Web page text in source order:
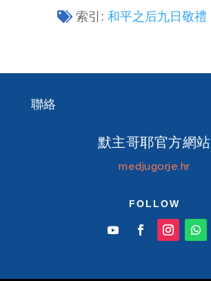
索引:和平之后九日敬禮
聯絡
默主哥耶官方網站
medjugorje.hr
FOLLOW